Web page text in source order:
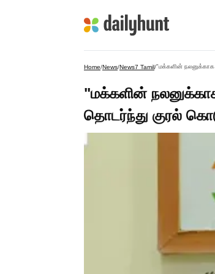
Home/News/News7 Tamil/"மக்களின் நலனுக்காக
"மக்களின்
தொடர்ந்து குரல்